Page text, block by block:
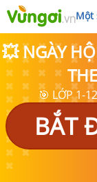
Một
💥 NGÀY
🎯 LỚP 1-
BẮT